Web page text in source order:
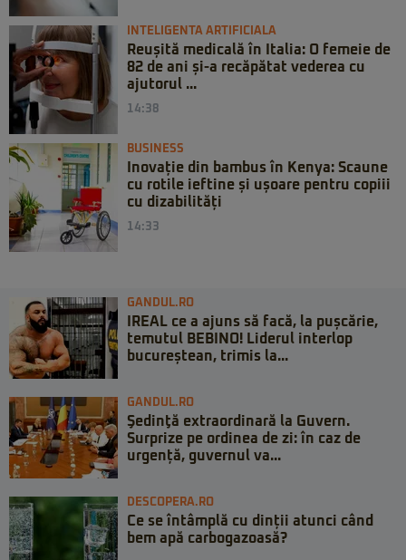
INTELIGENTA ARTIFICIALA
Reușită medicală în Italia: O femeie de
82 de ani și-a recăpătat vederea cu
ajutorul ...
14:38
BUSINESS
Inovație din bambus în Kenya: Scaune
cu rotile ieftine și ușoare pentru copiii
cu dizabilități
14:33
GANDUL.RO
IREAL ce a ajuns să facă, la pușcărie,
temutul BEBINO! Liderul interlop
bucureștean, trimis la...
GANDUL.RO
Şedinţă extraordinară la Guvern.
Surprize pe ordinea de zi: în caz de
urgență, guvernul va...
DESCOPERA.RO
Ce se întâmplă cu dinții atunci când
bem apă carbogazoasă?